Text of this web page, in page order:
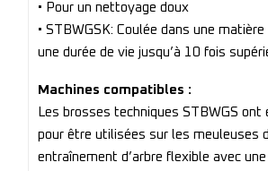
• Pour un nettoyage doux
• STBWGSK: Coulée dans une
une durée de vie jusqu’à 10 fois
Machines compatibles :
Les brosses techniques STBWGS ont
pour être utilisées sur les meuleuses
entraînement d’arbre flexible avec une